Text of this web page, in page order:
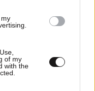
of my
with the